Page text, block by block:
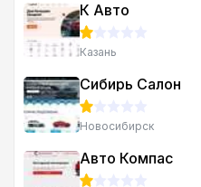
К Авто
Казань
Сибирь Салон
Новосибирск
Авто Компас